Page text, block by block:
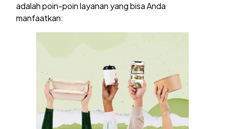
adalah poin-poin layanan yang bisa Anda
manfaatkan: